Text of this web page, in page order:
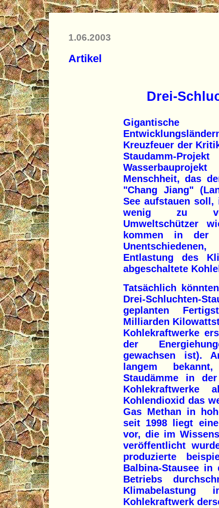
1.06.2003
Artikel
Drei-
Gigantische
Kreuzfeuer der
Staudamm-
Menschheit, das
"Chang Jiang"
See aufstauen
wenig zu
Umweltschützer
kommen in der
Entlastung des
abgeschaltete
Tatsächlich
Drei-
geplanten
Milliarden
Kohlekraftwerke
der
gewachsen ist).
langem
Staudämme in
Kohlekraftwerke
Kohlendioxid das
Gas Methan in
seit 1998 liegt
vor, die im
veröffentlicht
produzierte
Balbina-Stausee
Betriebs
Kohlekraftwerk